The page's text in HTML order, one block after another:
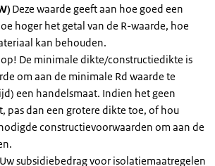
Deze waarde geeft aan hoe goed een
hoger het getal van de R-waarde, hoe
kan behouden.
op! De minimale dikte/constructiedikte is
om aan de minimale Rd waarde te
een handelsmaat. Indien het geen
pas dan een grotere dikte toe, of hou
constructievoorwaarden om aan de
Uw subsidiebedrag voor isolatiemaatregelen